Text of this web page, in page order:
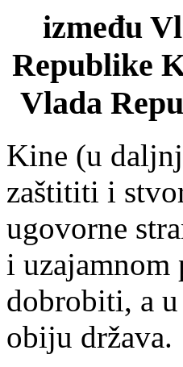
između
Republike
Vlada
Kine (u
zaštititi i
ugovorne
i uzajamnom
dobrobiti, a
obiju država.